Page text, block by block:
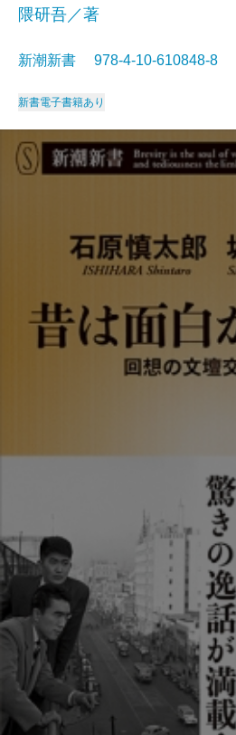
隈研吾／著
新潮新書 978-4-10-610848-8
新書電子書籍あり